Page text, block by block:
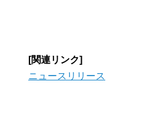
[関連リンク]
ニュースリリース